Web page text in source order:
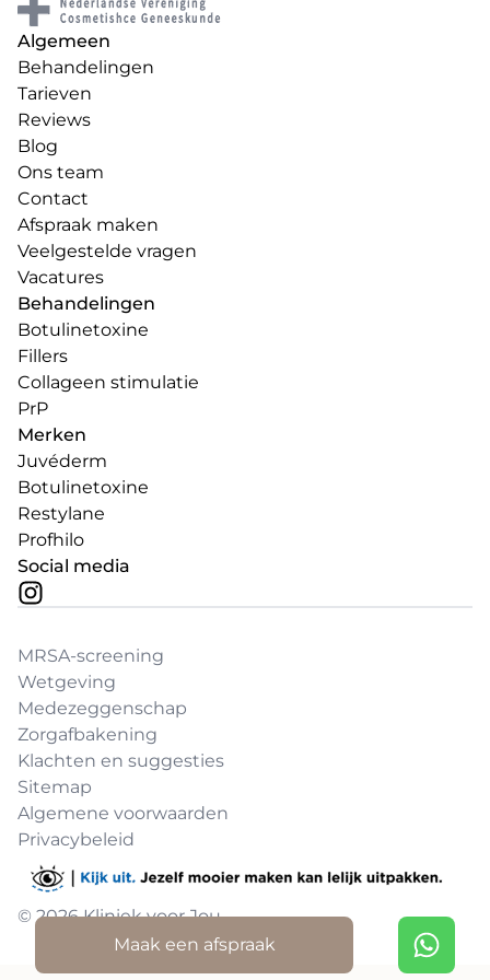
Algemeen
Behandelingen
Tarieven
Reviews
Blog
Ons team
Contact
Afspraak maken
Veelgestelde vragen
Vacatures
Behandelingen
Botulinetoxine
Fillers
Collageen stimulatie
PrP
Merken
Juvéderm
Botulinetoxine
Restylane
Profhilo
Social media
MRSA-screening
Wetgeving
Medezeggenschap
Zorgafbakening
Klachten en suggesties
Sitemap
© 2026 Kliniek voor Jou
Algemene voorwaarden
Privacybeleid
Maak een afspraak